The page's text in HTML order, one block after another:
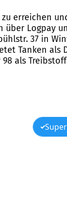
erreichen
Logpay
37 in
Tanken als
als